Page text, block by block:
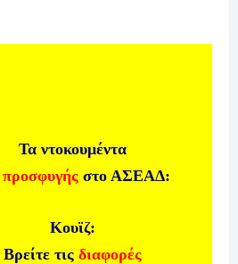
Τα ντοκουμέντα
προσφυγήςστο ΑΣΕΑΔ:
Κουϊζ:
Βρείτε τιςδιαφορές